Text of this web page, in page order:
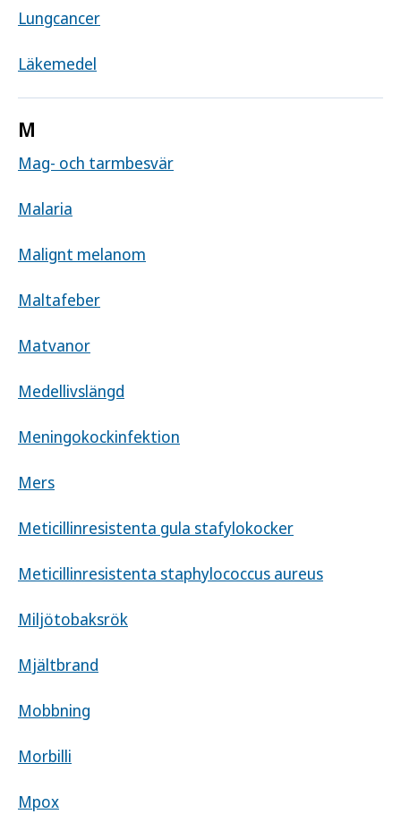
Lungcancer
Läkemedel
M
Mag- och tarmbesvär
Malaria
Malignt melanom
Maltafeber
Matvanor
Medellivslängd
Meningokockinfektion
Mers
Meticillinresistenta gula stafylokocker
Meticillinresistenta staphylococcus aureus
Miljötobaksrök
Mjältbrand
Mobbning
Morbilli
Mpox